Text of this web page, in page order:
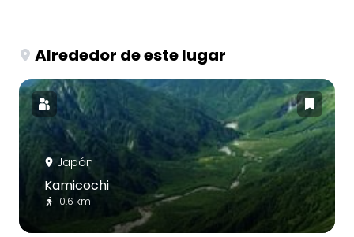
Alrededor de este lugar
Japón
Kamicochi
10.6 km